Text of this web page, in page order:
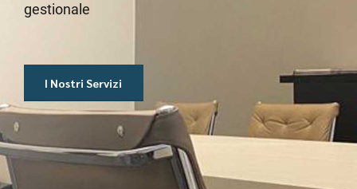
gestionale
I Nostri Servizi
giovani professionisti qualificati
Lo Studio